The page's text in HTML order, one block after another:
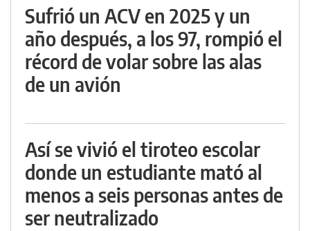
Sufrió un ACV en 2025 y un
año después, a los 97, rompió el
récord de volar sobre las alas
de un avión
Así se vivió el tiroteo escolar
donde un estudiante mató al
menos a seis personas antes de
ser neutralizado